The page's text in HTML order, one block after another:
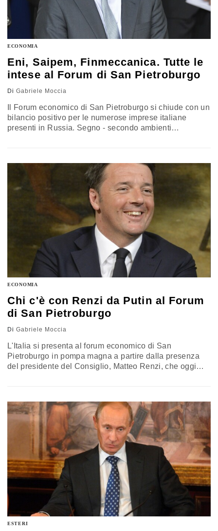
ECONOMIA
Eni, Saipem, Finmeccanica. Tutte le
intese al Forum di San Pietroburgo
Di Gabriele Moccia
Il Forum economico di San Pietroburgo si chiude con un
bilancio positivo per le numerose imprese italiane
presenti in Russia. Segno - secondo ambienti
colloqui italo-russi, sono stati sottoscritti undici fra
ECONOMIA
Chi c'è con Renzi da Putin al Forum
di San Pietroburgo
Di Gabriele Moccia
L'Italia si presenta al forum economico di San
Pietroburgo in pompa magna a partire dalla presenza
del presidente del Consiglio, Matteo Renzi, che oggi
comuni, in particolare quella terroristica - ha dichiarato
l'ambasciatore italiano a Mosca,…
ESTERI